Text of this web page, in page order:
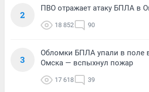
2
ПВО отражает атаку БПЛА в
18 852 90
3
Обломки БПЛА упали в поле
Омска — вспыхнул пожар
17 618 39